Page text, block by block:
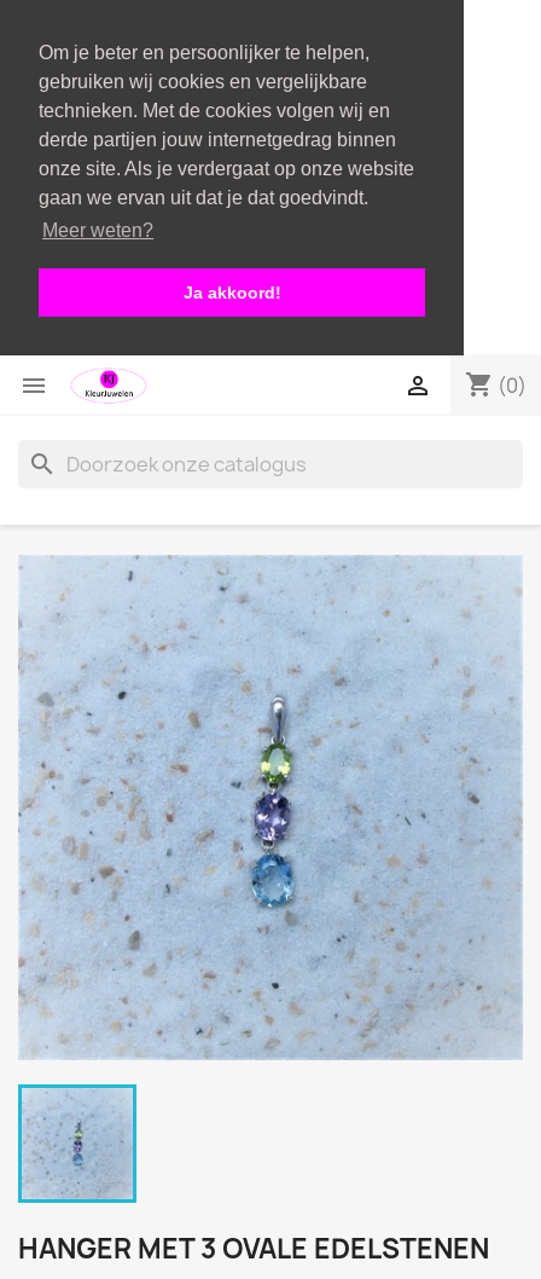
Om je beter en persoonlijker te helpen,
gebruiken wij cookies en vergelijkbare
technieken. Met de cookies volgen wij en
derde partijen jouw internetgedrag binnen
onze site. Als je verdergaat op onze website
gaan we ervan uit dat je dat goedvindt.
Meer weten?
Ja akkoord!
 shopping_cart (0)

search
HANGER MET 3 OVALE EDELSTENEN